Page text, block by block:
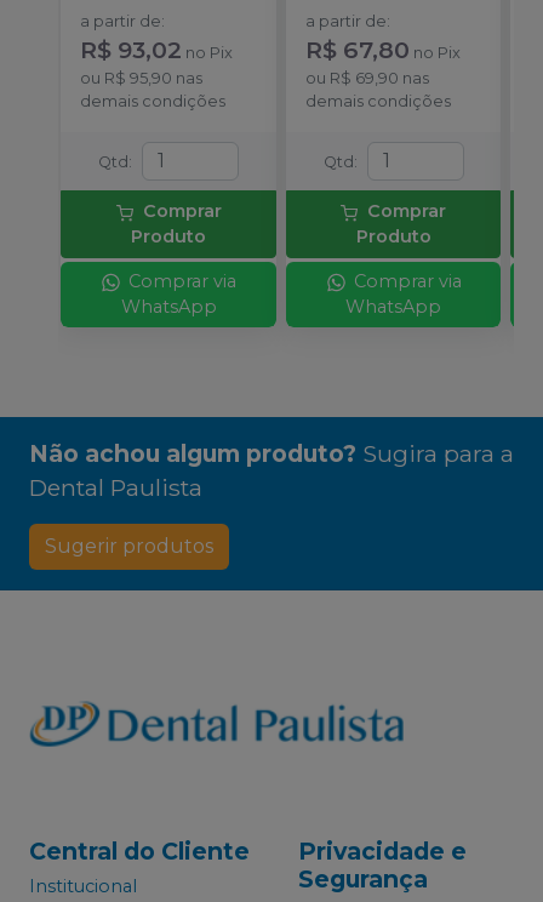
a partir de:
R$ 93,02 no Pix
ou R$ 95,90 nas
demais condições
Qtd :
Comprar
Produto
Comprar via
WhatsApp
a partir de:
R$ 67,80 no Pix
ou R$ 69,90 nas
demais condições
Qtd :
Comprar
Produto
Comprar via
WhatsApp
Não achou algum produto? Sugira para a
Dental Paulista
Sugerir produtos
Central do Cliente
Institucional
Privacidade e
Segurança